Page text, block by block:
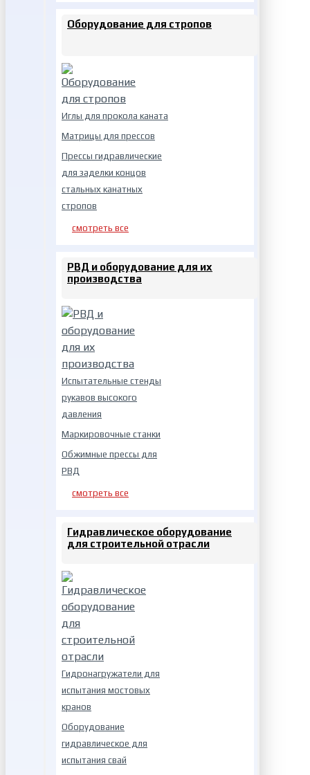
Оборудование для стропов
Иглы для прокола каната
Матрицы для прессов
Прессы гидравлические
для заделки концов
стальных канатных
стропов
смотреть все
РВД и оборудование для их
производства
Испытательные стенды
рукавов высокого
давления
Маркировочные станки
Обжимные прессы для
РВД
смотреть все
Гидравлическое оборудование
для строительной отрасли
Гидронагружатели для
испытания мостовых
кранов
Оборудование
гидравлическое для
испытания свай